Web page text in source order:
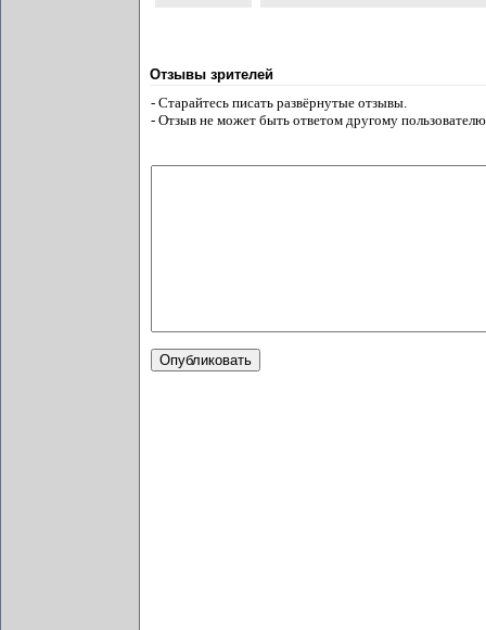
Отзывы зрителей
- Старайтесь писать развёрнутые отзывы.
- Отзыв не может быть ответом другому